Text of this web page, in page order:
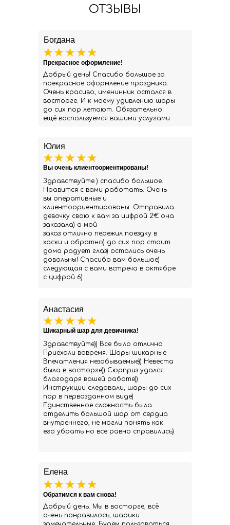
ОТЗЫВЫ
Елена
Добрый день. Мы в восторге, всё
очень понравилось, шарики
Обратимся к вам снова!
Юлия
Здравствуйте ) спасибо большое.
Нравится с вами работать. Очень
вы оперативные и
клиентоориентированы. Отправила
девочку свою к вам за цифрой 2€ она
заказала) а мой
заказ отлично пережил поездку в
хаски и обратно) до сих пор стоит
дома радует глаз) остались очень
довольны! Спасибо вам большое)
следующая с вами встреча в октябре
с цифрой 6)
Вы очень клиентоориентированы!
Анастасия
Здравствуйте)) Все было отлично
Приехали вовремя. Шары шикарные
Впечатления незабываемые)) Невеста
была в восторге)) Сюрприз удался
благодаря вашей работе))
Инструкции следовали, шары до сих
пор в первозданном виде)
Единственное сложность была
отделить большой шар от сердца
внутреннего, не могли понять как
его убрать но все равно справились)
Шикарный шар для девичника!
Богдана
Добрый день! Спасибо большое за
прекрасное оформление праздника.
Очень красиво, именинник остался в
восторге. И к моему удивлению шары
до сих пор летают. Обязательно
ещё воспользуемся вашими услугами
Прекрасное оформление!